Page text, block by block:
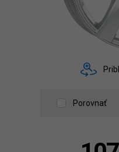
Porovnať